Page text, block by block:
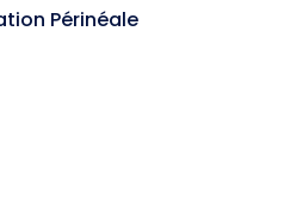
Périnéale